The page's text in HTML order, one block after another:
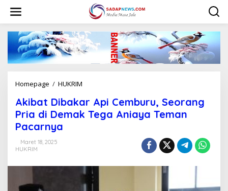
w
Homepage / HUKRIM
i
b
a
a
k
a
Akibat Dibakar Api Cemburu, Seorang
Pria di Demak Tega Aniaya Teman
Pacarnya
Maret 18, 2025
HUKRIM